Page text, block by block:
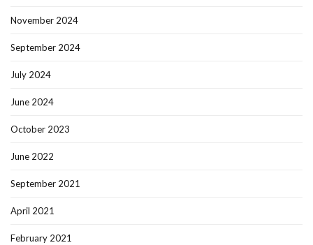
November 2024
September 2024
July 2024
June 2024
October 2023
June 2022
September 2021
April 2021
February 2021